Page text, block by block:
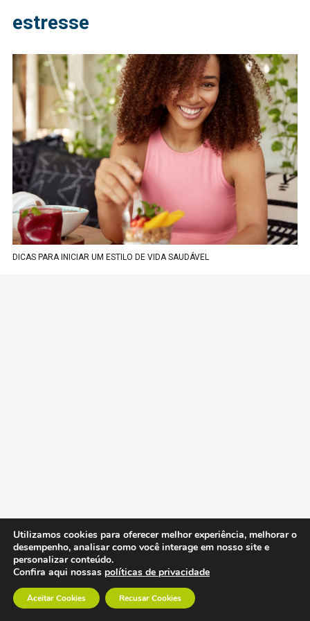
estresse
DICAS PARA INICIAR UM ESTILO DE VIDA SAUDÁVEL
Utilizamos cookies para oferecer melhor experiência, melhorar o
desempenho, analisar como você interage em nosso site e
personalizar conteúdo.
Confira aqui nossas políticas de privacidade
Aceitar Cookies Recusar Cookies